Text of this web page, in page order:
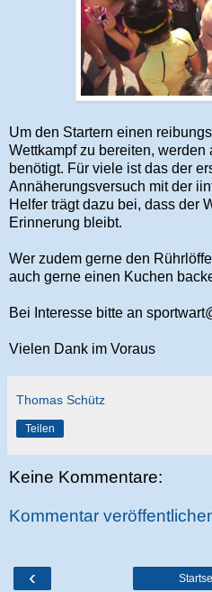
Um den Startern einen
Wettkampf zu bereiten,
benötigt. Für viele ist das der
Annäherungsversuch mit der
Helfer trägt dazu bei, dass der
Erinnerung bleibt.
Wer zudem gerne den
auch gerne einen Kuchen
Bei Interesse bitte an
Vielen Dank im Voraus
Thomas Schütz
Teilen
Keine Kommentare:
Kommentar
‹